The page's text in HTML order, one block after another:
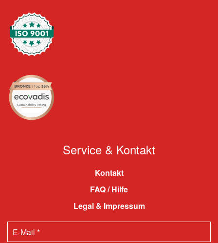
Service & Kontakt
Kontakt
FAQ / Hilfe
Legal & Impressum